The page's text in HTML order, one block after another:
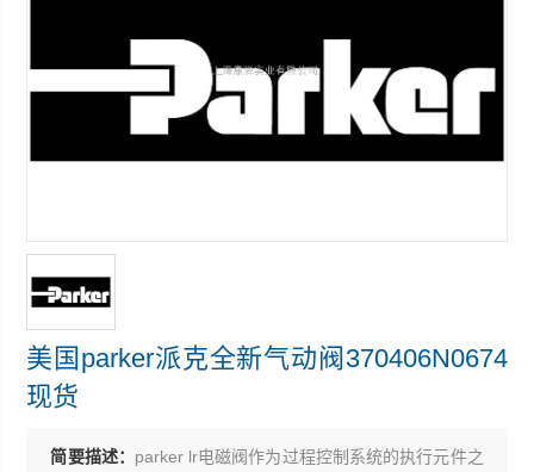
美国parker派克全新气动阀370406N0674
现货
简要描述： parker lr电磁阀作为过程控制系统的执行元件之